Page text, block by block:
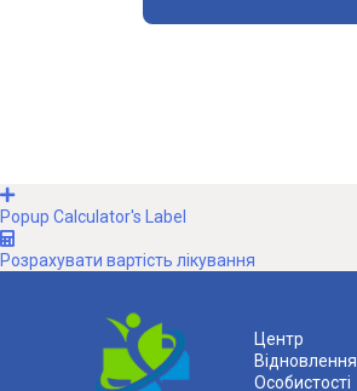
Popup Calculator's Label
Розрахувати вартість лікування
Центр
Відновлення
Особистості